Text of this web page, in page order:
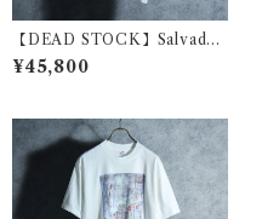
【DEAD STOCK】Salvador
Dali Malti Print T-Shirts サ
ルバドール・ダリ マルチプリ
¥45,800